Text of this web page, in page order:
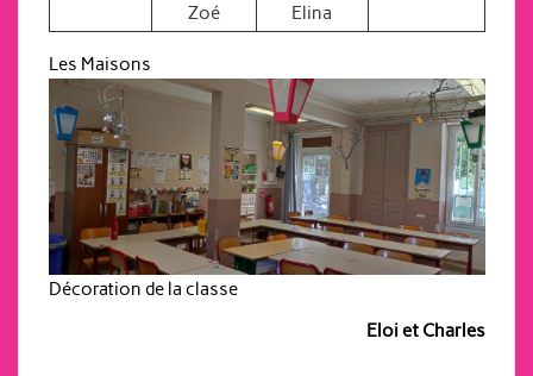
Zoé
Elina
Les Maisons
Décoration de la classe
Eloi et Charles